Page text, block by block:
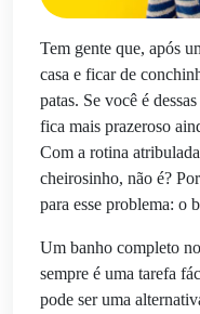
Tem gente que, após
casa e ficar de
patas. Se você é
fica mais prazeroso
Com a rotina
cheirosinho, não é?
para esse problema: o
Um banho completo
sempre é uma tarefa
pode ser uma